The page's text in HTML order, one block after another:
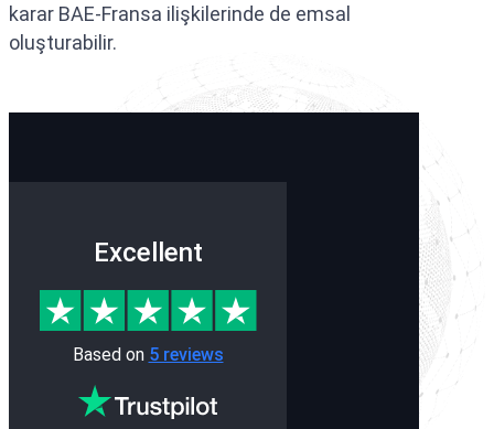
karar BAE-Fransa ilişkilerinde de emsal
oluşturabilir.
Excellent
Based on 5 reviews